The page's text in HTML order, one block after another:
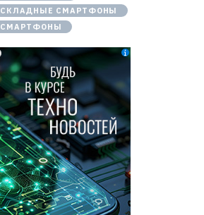
СКЛАДНЫЕ СМАРТФОНЫ
СМАРТФОНЫ